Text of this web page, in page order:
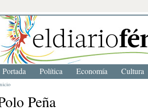
Peña
Portada Política Economía Cultura